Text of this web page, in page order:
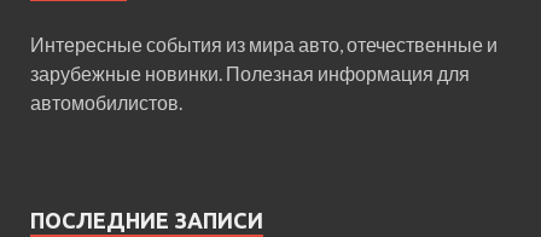
Интересные события из мира авто, отечественные и
зарубежные новинки. Полезная информация для
автомобилистов.
ПОСЛЕДНИЕ ЗАПИСИ